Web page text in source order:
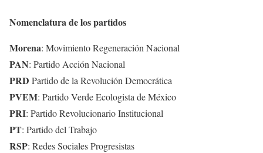
Nomenclatura de los partidos
Morena: Movimiento Regeneración Nacional
PAN: Partido Acción Nacional
PRD Partido de la Revolución Democrática
PVEM: Partido Verde Ecologista de México
PRI: Partido Revolucionario Institucional
PT: Partido del Trabajo
RSP: Redes Sociales Progresistas